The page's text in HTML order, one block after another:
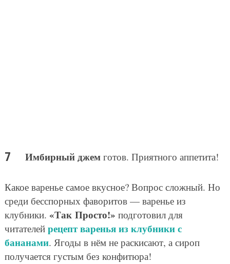
Имбирный джемготов. Приятного аппетита!
Какое варенье самое вкусное? Вопрос сложный. Но
среди бесспорных фаворитов — варенье из
клубники. «Так Просто!» подготовил для
читателей рецепт варенья из клубники с
бананами. Ягоды в нём не раскисают, а сироп
получается густым без конфитюра!